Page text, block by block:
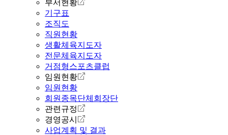
부서현황
기구표
조직도
직원현황
생활체육지도자
전문체육지도자
거점형스포츠클럽
임원현황
임원현황
회원종목단체회장단
관련규정
경영공시
사업계획 및 결과